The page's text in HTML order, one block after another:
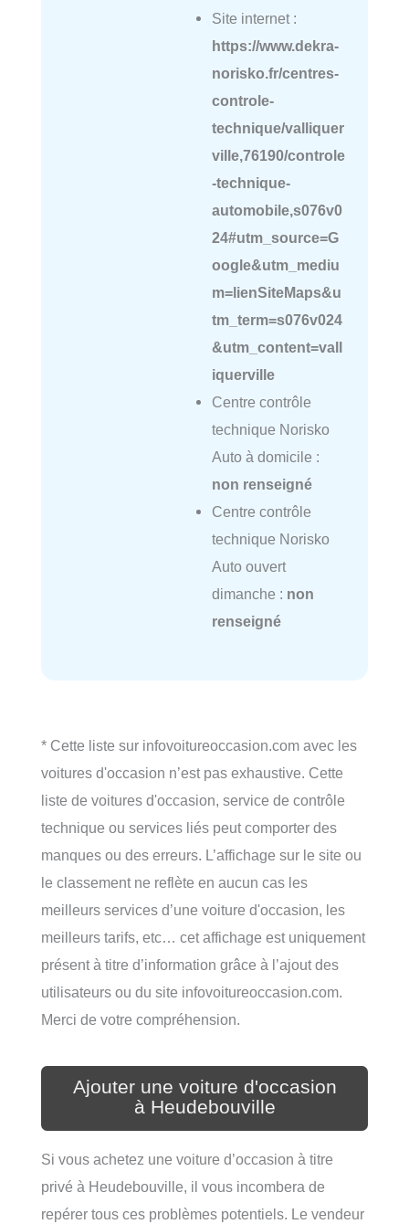
Site internet :
https://www.dekra-
norisko.fr/centres-
controle-
technique/valliquer
ville,76190/controle
-technique-
automobile,s076v0
24#utm_source=G
oogle&utm_mediu
m=lienSiteMaps&u
tm_term=s076v024
&utm_content=vall
iquerville
Centre contrôle
technique Norisko
Auto à domicile :
non renseigné
Centre contrôle
technique Norisko
Auto ouvert
dimanche : non
renseigné
* Cette liste sur infovoitureoccasion.com avec les
voitures d'occasion n’est pas exhaustive. Cette
liste de voitures d'occasion, service de contrôle
technique ou services liés peut comporter des
manques ou des erreurs. L’affichage sur le site ou
le classement ne reflète en aucun cas les
meilleurs services d’une voiture d'occasion, les
meilleurs tarifs, etc… cet affichage est uniquement
présent à titre d’information grâce à l’ajout des
utilisateurs ou du site infovoitureoccasion.com.
Merci de votre compréhension.
Ajouter une voiture d'occasion
à Heudebouville
Si vous achetez une voiture d’occasion à titre
privé à Heudebouville, il vous incombera de
repérer tous ces problèmes potentiels. Le vendeur